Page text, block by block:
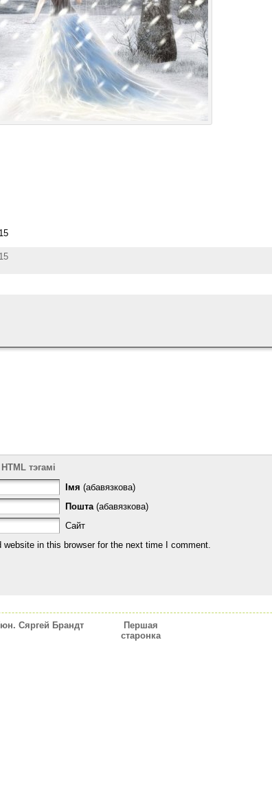
тэгамі
Імя (абавязкова)
Пошта(абавязкова)
Сайт
in this browser for the next time I comment.
Сяргей Брандт
Першая
старонка